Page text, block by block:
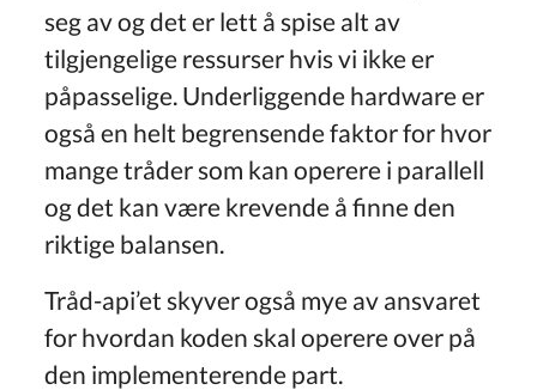
seg av og det er lett å spise alt av
tilgjengelige ressurser hvis vi ikke er
påpasselige. Underliggende hardware er
også en helt begrensende faktor for hvor
mange tråder som kan operere i parallell
og det kan være krevende å finne den
riktige balansen.
Tråd-api’et skyver også mye av ansvaret
for hvordan koden skal operere over på
den implementerende part.